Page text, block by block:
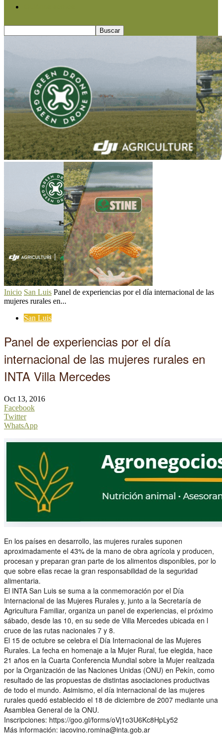
Inicio San Luis Panel de experiencias por el día internacional de las
mujeres rurales en...
San Luis
Panel de experiencias por el día
internacional de las mujeres rurales en
INTA Villa Mercedes
Oct 13, 2016
Facebook
Twitter
WhatsApp
En los países en desarrollo, las mujeres rurales suponen
aproximadamente el 43% de la mano de obra agrícola y producen,
procesan y preparan gran parte de los alimentos disponibles, por lo
que sobre ellas recae la gran responsabilidad de la seguridad
alimentaria.
El INTA San Luis se suma a la conmemoración por el Día
Internacional de las Mujeres Rurales y, junto a la Secretaría de
Agricultura Familiar, organiza un panel de experiencias, el próximo
sábado, desde las 10, en su sede de Villa Mercedes ubicada en l
cruce de las rutas nacionales 7 y 8.
El 15 de octubre se celebra el Día Internacional de las Mujeres
Rurales. La fecha en homenaje a la Mujer Rural, fue elegida, hace
21 años en la Cuarta Conferencia Mundial sobre la Mujer realizada
por la Organización de las Naciones Unidas (ONU) en Pekín, como
resultado de las propuestas de distintas asociaciones productivas
de todo el mundo. Asimismo, el día internacional de las mujeres
rurales quedó establecido el 18 de diciembre de 2007 mediante una
Asamblea General de la ONU.
Inscripciones: https://goo.gl/forms/oVj1o3U6Kc8HpLy52
Más información: iacovino.romina@inta.gob.ar